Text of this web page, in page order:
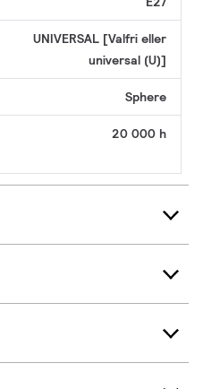
UNIVERSAL [Valfri eller
universal (U)]
Sphere
20 000 h